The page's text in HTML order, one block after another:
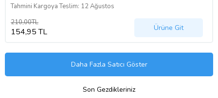
Tahmini Kargoya Teslim: 12 Ağustos
210,00TL
154,95 TL Ürüne Git
Daha Fazla Satıcı Göster
Son Gezdikleriniz